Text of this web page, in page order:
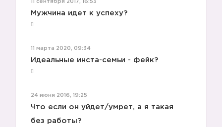
11 сентября 2017, 16:53
Мужчина идет к успеху?
11 марта 2020, 09:34
Идеальные инста-семьи - фейк?
24 июня 2016, 19:25
Что если он уйдет/умрет, а я такая
без работы?